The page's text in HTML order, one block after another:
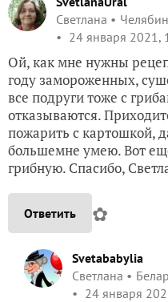
Светлана
24 января 2021,
Ой, как мне нужны
году замороженных,
все подруги тоже с
отказываются.
пожарить с картошкой,
большемне умею. Вот
грибную. Спасибо,
Ответить ✿
Svetababylia
Светлана
24 января